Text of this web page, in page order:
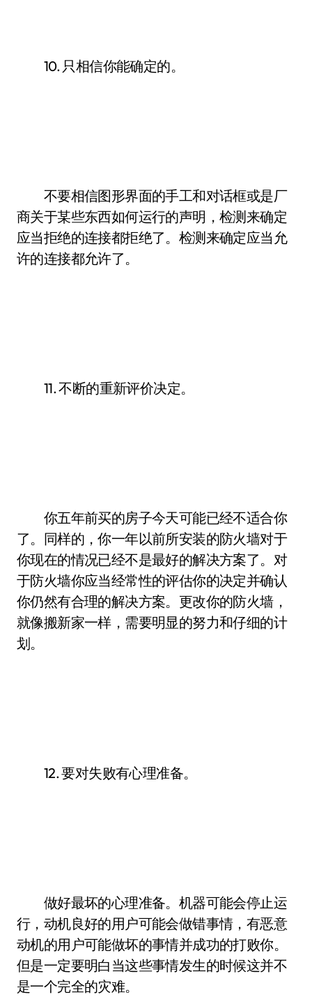
10. 只相信你能确定的。
不要相信图形界面的手工和对话框或是厂
商关于某些东西如何运行的声明，检测来确定
应当拒绝的连接都拒绝了。检测来确定应当允
许的连接都允许了。
11. 不断的重新评价决定。
你五年前买的房子今天可能已经不适合你
了。同样的，你一年以前所安装的防火墙对于
你现在的情况已经不是最好的解决方案了。对
于防火墙你应当经常性的评估你的决定并确认
你仍然有合理的解决方案。更改你的防火墙，
就像搬新家一样，需要明显的努力和仔细的计
划。
12. 要对失败有心理准备。
做好最坏的心理准备。机器可能会停止运
行，动机良好的用户可能会做错事情，有恶意
动机的用户可能做坏的事情并成功的打败你。
但是一定要明白当这些事情发生的时候这并不
是一个完全的灾难。